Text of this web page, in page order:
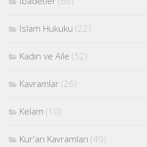
İslam Hukuku (22)
Kadın ve Aile (52)
Kavramlar (26)
Kelam (10)
Kur'an Kavramları (49)